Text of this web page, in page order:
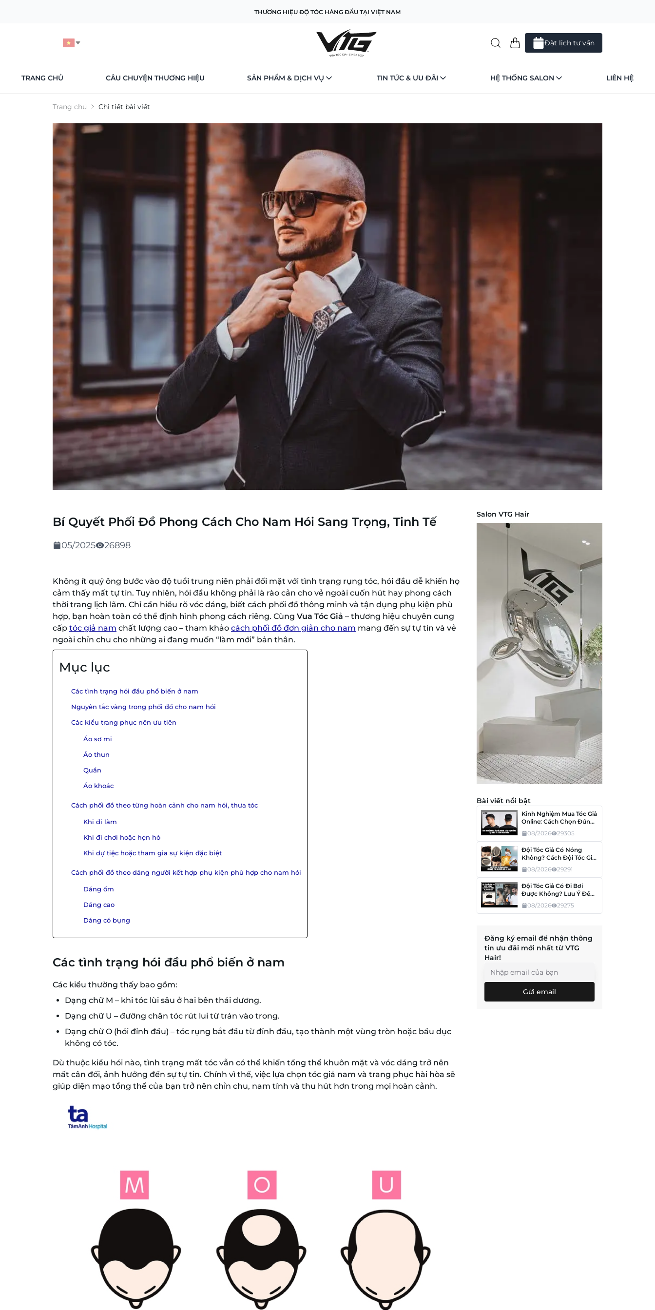
THƯƠNG HIỆU ĐỘ TÓC HÀNG ĐẦU TẠI VIỆT NAM
Đặt lịch tư vấn
TRANG CHỦ CÂU CHUYỆN THƯƠNG HIỆU SẢN PHẨM & DỊCH VỤ TIN TỨC & ƯU ĐÃI HỆ THỐNG SALON LIÊN HỆ
Trang chủ Chi tiết bài viết
Bí Quyết Phối Đồ Phong Cách Cho Nam Hói Sang Trọng, Tinh Tế
05/2025 26898
Không ít quý ông bước vào độ tuổi trung niên phải đối mặt với tình trạng rụng tóc, hói đầu dễ khiến họ
cảm thấy mất tự tin. Tuy nhiên, hói đầu không phải là rào cản cho vẻ ngoài cuốn hút hay phong cách
thời trang lịch lãm. Chỉ cần hiểu rõ vóc dáng, biết cách phối đồ thông minh và tận dụng phụ kiện phù
hợp, bạn hoàn toàn có thể định hình phong cách riêng. Cùng Vua Tóc Giả – thương hiệu chuyên cung
cấp tóc giả nam chất lượng cao – tham khảo cách phối đồ đơn giản cho nam mang đến sự tự tin và vẻ
ngoài chỉn chu cho những ai đang muốn “làm mới” bản thân.
Mục lục
Các tình trạng hói đầu phổ biến ở nam
Nguyên tắc vàng trong phối đồ cho nam hói
Các kiểu trang phục nên ưu tiên
Áo sơ mi
Áo thun
Quần
Áo khoác
Cách phối đồ theo từng hoàn cảnh cho nam hói, thưa tóc
Khi đi làm
Khi đi chơi hoặc hẹn hò
Khi dự tiệc hoặc tham gia sự kiện đặc biệt
Cách phối đồ theo dáng người kết hợp phụ kiện phù hợp cho nam hói
Dáng ốm
Dáng cao
Dáng có bụng
Các tình trạng hói đầu phổ biến ở nam
Các kiểu thường thấy bao gồm:
Dạng chữ M – khi tóc lùi sâu ở hai bên thái dương.
Dạng chữ U – đường chân tóc rút lui từ trán vào trong.
Dạng chữ O (hói đỉnh đầu) – tóc rụng bắt đầu từ đỉnh đầu, tạo thành một vùng tròn hoặc bầu dục
không có tóc.
Dù thuộc kiểu hói nào, tình trạng mất tóc vẫn có thể khiến tổng thể khuôn mặt và vóc dáng trở nên
mất cân đối, ảnh hưởng đến sự tự tin. Chính vì thế, việc lựa chọn tóc giả nam và trang phục hài hòa sẽ
giúp diện mạo tổng thể của bạn trở nên chỉn chu, nam tính và thu hút hơn trong mọi hoàn cảnh.
Salon VTG Hair
Bài viết nổi bật
Kinh Nghiệm Mua Tóc Giả
Online: Cách Chọn Đúng,
Tránh Mua Nhầm
08/2026 29305
Đội Tóc Giả Có Nóng
Không? Cách Đội Tóc Giả
Thoải Mái Cả Ngày
08/2026 29291
Đội Tóc Giả Có Đi Bơi
Được Không? Lưu Ý Để
Tóc Không Hư, Không
Tuột
08/2026 29275
Đăng ký email để nhận thông
tin ưu đãi mới nhất từ VTG
Hair!
Gửi email